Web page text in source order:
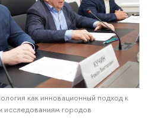
как инновационный подход к
городов